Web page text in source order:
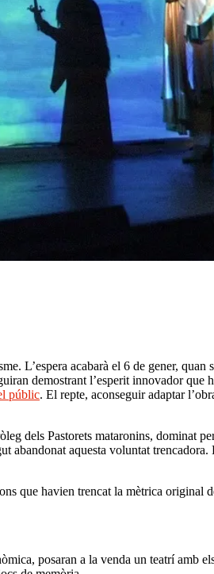
L’espera acabarà el 6 de gener, quan
demostrant l’esperit innovador que
públic. El repte, aconseguir adaptar
dels Pastorets mataronins, dominat
abandonat aquesta voluntat
que havien trencat la mètrica original
posaran a la venda un teatrí amb